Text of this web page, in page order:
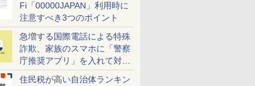
Fi「00000JAPAN」利用時に
注意すべき3つのポイント
急増する国際電話による特殊
詐欺、家族のスマホに「警察
庁推奨アプリ」を入れて対策
しよう！
住民税が高い自治体ランキン